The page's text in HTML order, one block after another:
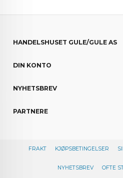
HANDELSHUSET GULE/GULE AS
DIN KONTO
NYHETSBREV
PARTNERE
FRAKT KJØPSBETINGELSER
NYHETSBREV OFTE